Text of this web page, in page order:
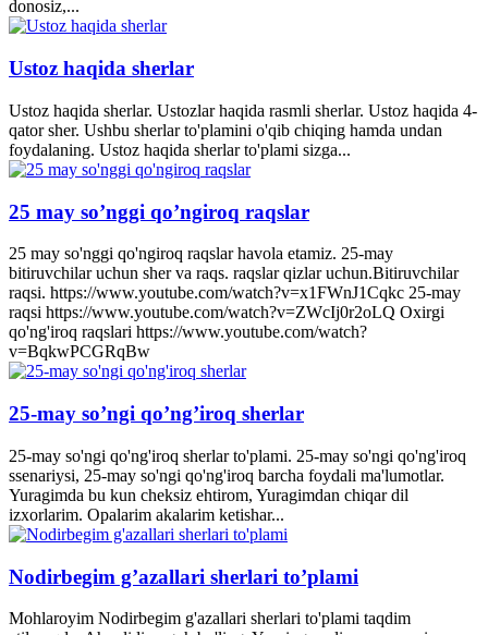
donosiz,...
Ustoz haqida sherlar
Ustoz haqida sherlar. Ustozlar haqida rasmli sherlar. Ustoz haqida 4-
qator sher. Ushbu sherlar to'plamini o'qib chiqing hamda undan
foydalaning. Ustoz haqida sherlar to'plami sizga...
25 may so’nggi qo’ngiroq raqslar
25 may so'nggi qo'ngiroq raqslar havola etamiz. 25-may
bitiruvchilar uchun sher va raqs. raqslar qizlar uchun.Bitiruvchilar
raqsi. https://www.youtube.com/watch?v=x1FWnJ1Cqkc 25-may
raqsi https://www.youtube.com/watch?v=ZWcIj0r2oLQ Oxirgi
qo'ng'iroq raqslari https://www.youtube.com/watch?
v=BqkwPCGRqBw
25-may so’ngi qo’ng’iroq sherlar
25-may so'ngi qo'ng'iroq sherlar to'plami. 25-may so'ngi qo'ng'iroq
ssenariysi, 25-may so'ngi qo'ng'iroq barcha foydali ma'lumotlar.
Yuragimda bu kun cheksiz ehtirom, Yuragimdan chiqar dil
izxorlarim. Opalarim akalarim ketishar...
Nodirbegim g’azallari sherlari to’plami
Mohlaroyim Nodirbegim g'azallari sherlari to'plami taqdim